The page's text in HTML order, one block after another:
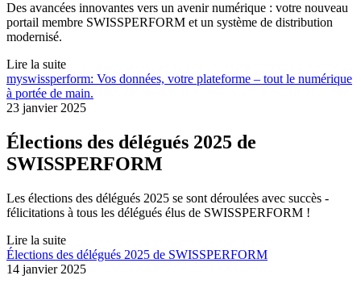
Des avancées innovantes vers un avenir numérique : votre nouveau
portail membre SWISSPERFORM et un système de distribution
modernisé.
Lire la suite
myswissperform: Vos données, votre plateforme – tout le numérique
à portée de main.
23 janvier 2025
Élections des délégués 2025 de
SWISSPERFORM
Les élections des délégués 2025 se sont déroulées avec succès -
félicitations à tous les délégués élus de SWISSPERFORM !
Lire la suite
Élections des délégués 2025 de SWISSPERFORM
14 janvier 2025